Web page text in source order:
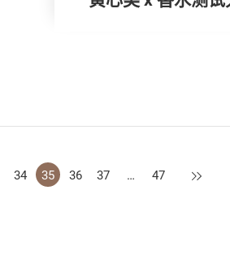
34 35 36 37 … 47 下一页